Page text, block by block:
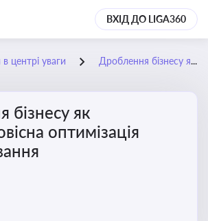
ВХІД ДО LIGA360
центрі уваги Дроблення бізнесу як недобросовісна оптимізація оподаткування
бізнесу як
оптимізація